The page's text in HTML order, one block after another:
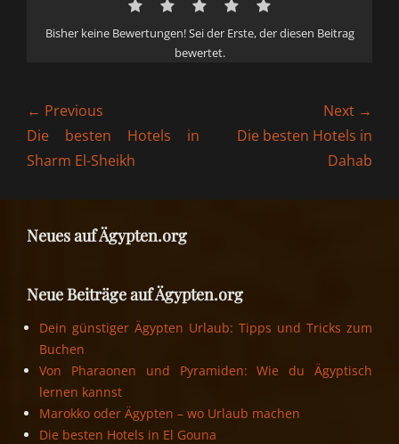
Bisher keine Bewertungen! Sei der Erste, der diesen Beitrag
bewertet.
Beitragsnavigation
← Previous
Previous
post:
Die besten Hotels in
Sharm El-Sheikh
Next →
Die besten Hotels in
Dahab
Neues auf Ägypten.org
Neue Beiträge auf Ägypten.org
Dein günstiger Ägypten Urlaub: Tipps und Tricks zum
Buchen
Von Pharaonen und Pyramiden: Wie du Ägyptisch
lernen kannst
Marokko oder Ägypten – wo Urlaub machen
Die besten Hotels in El Gouna